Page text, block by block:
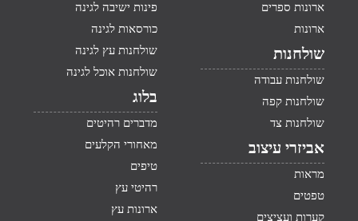
ארונות ספרים
ארונות
שולחנות
שולחנות עבודה
שולחנות קפה
שולחנות צד
אביזרי עיצוב
מראות
טפטים
קערות ועציצים
פינות ישיבה לגינה
כורסאות לגינה
שולחנות עץ לגינה
שולחנות אוכל לגינה
בלוג
מדברים רהיטים
מאחורי הקלעים
טיפים
רהיטי עץ
ארונות עץ